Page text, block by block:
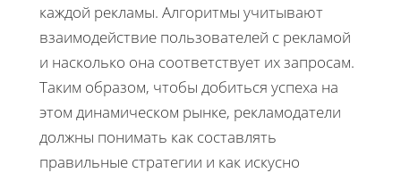
каждой рекламы. Алгоритмы учитывают
взаимодействие пользователей с рекламой
и насколько она соответствует их запросам.
Таким образом, чтобы добиться успеха на
этом динамическом рынке, рекламодатели
должны понимать как составлять
правильные стратегии и как искусно